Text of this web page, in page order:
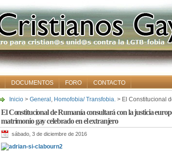
DOCUMENTOS FORO CONTACTO
Inicio > General , Homofobia/ Transfobia. > El Constitucional
El Constitucional de Rumanía consultará con la justicia
matrimonio gay celebrado en el extranjero
sábado, 3 de diciembre de 2016